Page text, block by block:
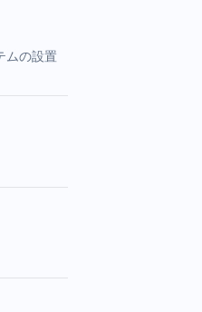
ムの設置